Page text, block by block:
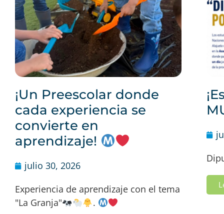
¡Un Preescolar donde
cada experiencia se
convierte en
aprendizaje!
julio 30, 2026
Experiencia de aprendizaje con el tema
"La Granja"
.